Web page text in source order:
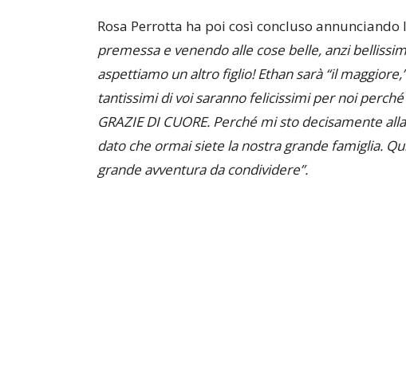
Rosa Perrotta ha poi così concluso
premessa e venendo alle cose belle, anzi
aspettiamo un altro figlio! Ethan sarà “il
tantissimi di voi saranno felicissimi per noi
GRAZIE DI CUORE. Perché mi sto decisamente
dato che ormai siete la nostra grande famiglia.
grande avventura da condividere”.